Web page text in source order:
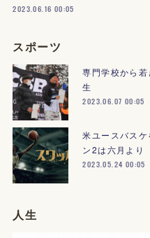
2023.06.16 00:05
スポーツ
専門学校から
生
2023.06.07 00:05
米ユースバス
ン2は六月より
2023.05.24 00:05
人生